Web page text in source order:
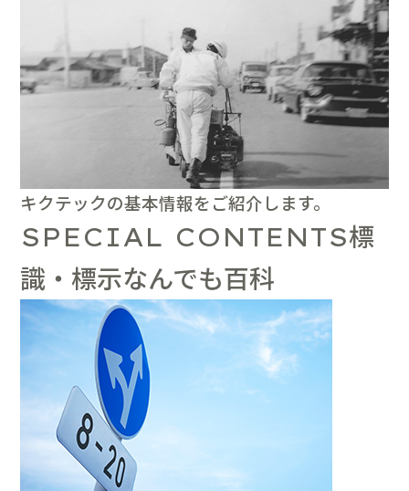
キクテックの基本情報をご紹介します。
SPECIAL CONTENTS標
識・標示なんでも百科